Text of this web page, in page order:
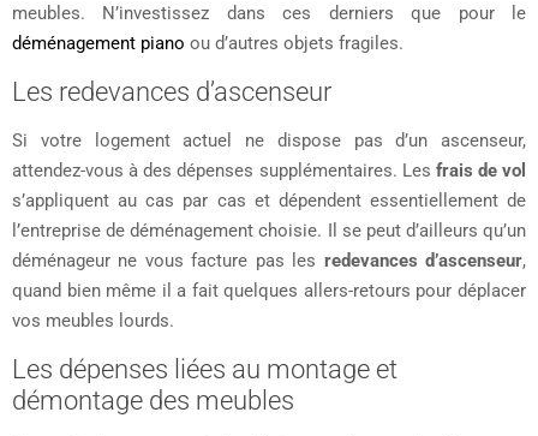
meubles. N’investissez dans ces derniers que pour le
déménagement piano ou d’autres objets fragiles.
Les redevances d’ascenseur
Si votre logement actuel ne dispose pas d’un ascenseur,
attendez-vous à des dépenses supplémentaires. Les frais de vol
s’appliquent au cas par cas et dépendent essentiellement de
l’entreprise de déménagement choisie. Il se peut d’ailleurs qu’un
déménageur ne vous facture pas les redevances d’ascenseur,
quand bien même il a fait quelques allers-retours pour déplacer
vos meubles lourds.
Les dépenses liées au montage et
démontage des meubles